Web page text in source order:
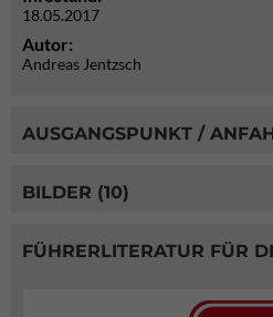
18.05.2017
Autor:
Andreas Jentzsch
AUSGANGSPUNKT /
BILDER (10)
FÜHRERLITERATUR FÜR